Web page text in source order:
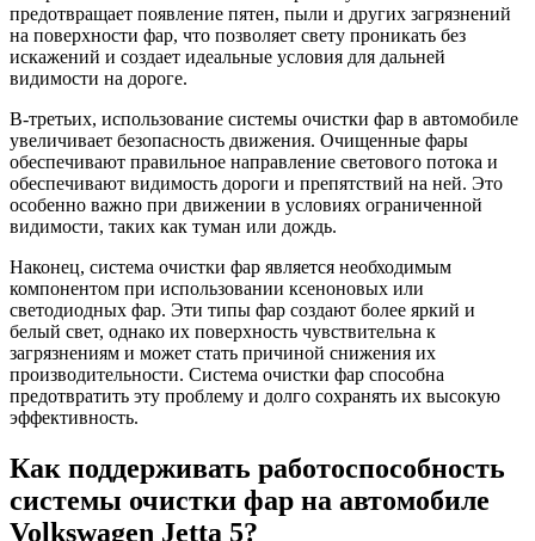
предотвращает появление пятен, пыли и других загрязнений
на поверхности фар, что позволяет свету проникать без
искажений и создает идеальные условия для дальней
видимости на дороге.
В-третьих, использование системы очистки фар в автомобиле
увеличивает безопасность движения. Очищенные фары
обеспечивают правильное направление светового потока и
обеспечивают видимость дороги и препятствий на ней. Это
особенно важно при движении в условиях ограниченной
видимости, таких как туман или дождь.
Наконец, система очистки фар является необходимым
компонентом при использовании ксеноновых или
светодиодных фар. Эти типы фар создают более яркий и
белый свет, однако их поверхность чувствительна к
загрязнениям и может стать причиной снижения их
производительности. Система очистки фар способна
предотвратить эту проблему и долго сохранять их высокую
эффективность.
Как поддерживать работоспособность
системы очистки фар на автомобиле
Volkswagen Jetta 5?